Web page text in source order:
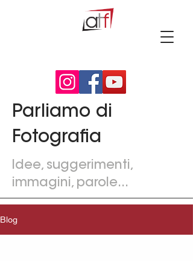
Parliamo di
Fotografia
Idee, suggerimenti,
immagini, parole...
Blog